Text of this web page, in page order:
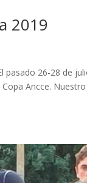
2019
26-28 de
Ancce.